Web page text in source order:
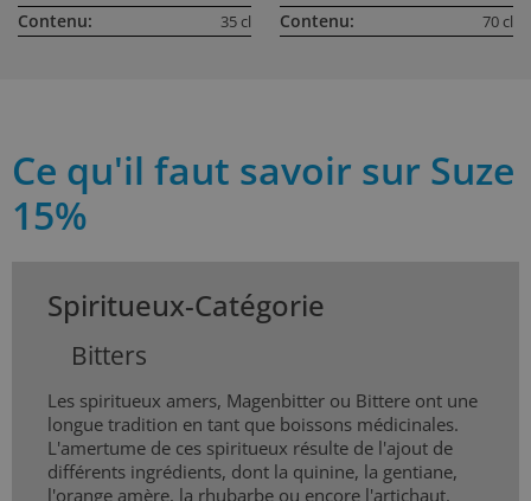
Contenu: 35 cl Contenu: 70 cl
Ce qu'il faut savoir sur Suze
15%
Spiritueux-Catégorie
Bitters
Les spiritueux amers, Magenbitter ou Bittere ont une
longue tradition en tant que boissons médicinales.
L'amertume de ces spiritueux résulte de l'ajout de
différents ingrédients, dont la quinine, la gentiane,
l'orange amère, la rhubarbe ou encore l'artichaut.